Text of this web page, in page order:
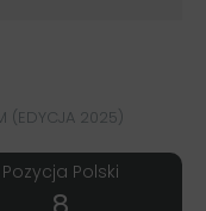
(EDYCJA 2025)
Pozycja Polski